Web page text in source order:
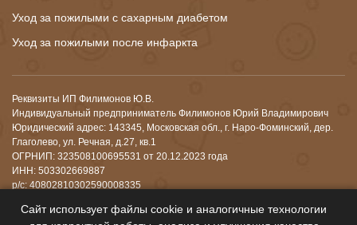
Уход за пожилыми с сахарным диабетом
Уход за пожилыми после инфаркта
Реквизиты ИП Филимонов Ю.В.
Индивидуальный предприниматель Филимонов Юрий Владимирович
Юридический адрес: 143345, Московская обл., г. Наро-Фоминский, дер.
Глаголево, ул. Речная, д.27, кв.1
ОГРНИП: 323508100695531 от 20.12.2023 года
ИНН: 503302669887
р/с: 40802810302590008335
К/с: 30101810200000000593
Сайт использует файлы cookie и аналогичные технологии